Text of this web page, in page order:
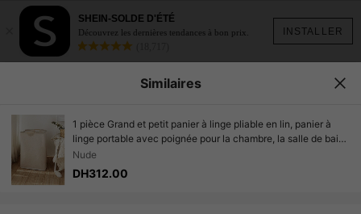
INSTALLER
SHEIN-SOLDE D'ÉTÉ
Découvrez les dernières tendances à bon prix.
Similaires
1 pièce Grand et petit panier à linge pliable en lin, panier à
linge portable avec poignée pour la chambre, la salle de bain,
la buanderie, le tri des vêtements, des serviettes et des
accessoires
Nude
DH312.00